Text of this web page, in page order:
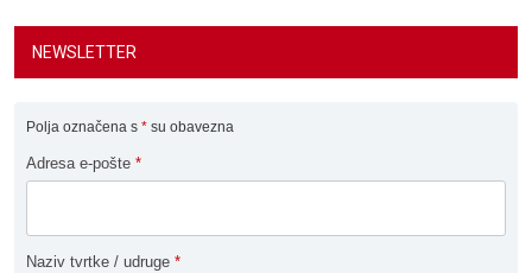
NEWSLETTER
Polja označena s * su obavezna
Adresa e-pošte *
Naziv tvrtke / udruge *